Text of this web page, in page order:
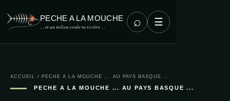
PECHE A LA MOUCHE
… et au milieu coule ta rivière … ⌕ ☰
ACCUEIL / PECHE A LA MOUCHE ... AU PAYS BASQUE ...
PECHE A LA MOUCHE ... AU PAYS BASQUE ...